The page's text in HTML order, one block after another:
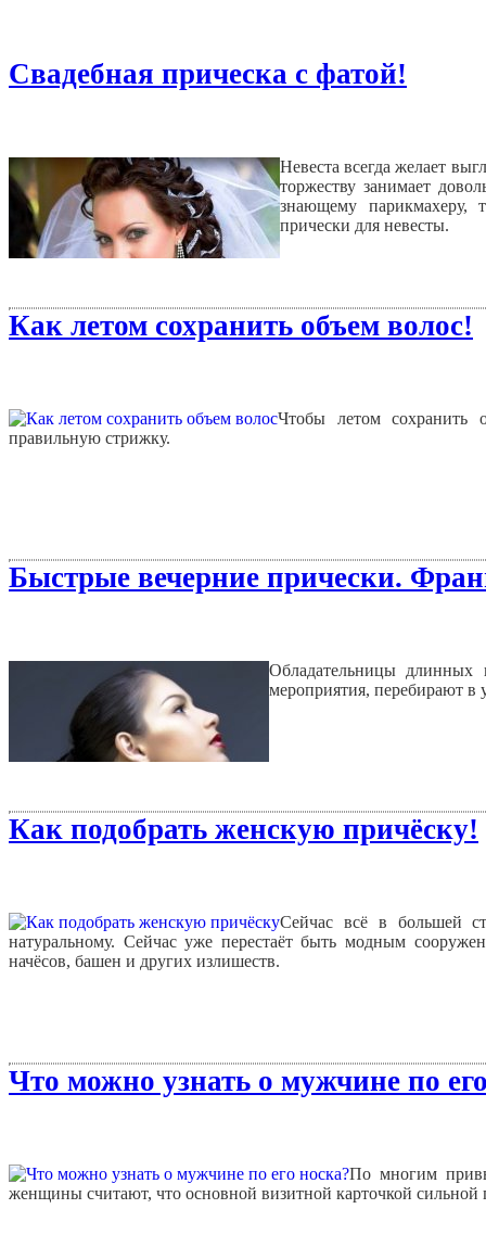
Свадебная прическа с фатой!
Невеста всегда желает
торжеству занимает
знающему парикмахеру,
прически для невесты.
Как летом сохранить объем волос!
Чтобы летом сохранить
правильную стрижку.
Быстрые вечерние прически.
Обладательницы длинных
мероприятия, перебирают
Как подобрать женскую причёску!
Сейчас всё в большей
натуральному. Сейчас уже перестаёт быть модным
начёсов, башен и других излишеств.
Что можно узнать о мужчине по
По многим
женщины считают, что основной визитной карточкой сильной